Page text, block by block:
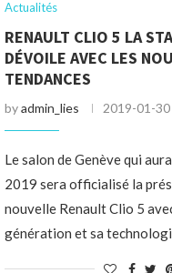
Actualités
RENAULT CLIO 5 LA
DÉVOILE AVEC LES
TENDANCES
byadmin_lies 2019-01-30
Le salon de Genève qui
2019 sera officialisé la
nouvelle Renault Clio 5
génération et sa